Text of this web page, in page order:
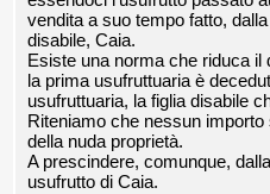
vendita a suo tempo fatto,
disabile, Caia.
Esiste una norma che riduca
la prima usufruttuaria è
usufruttuaria, la figlia disabile
Riteniamo che nessun
della nuda proprietà.
A prescindere, comunque,
usufrutto di Caia.